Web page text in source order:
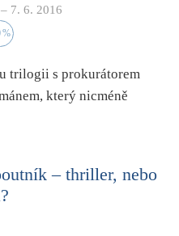
– 7. 6. 2016
%
trilogii s prokurátorem
který nicméně
– thriller, nebo